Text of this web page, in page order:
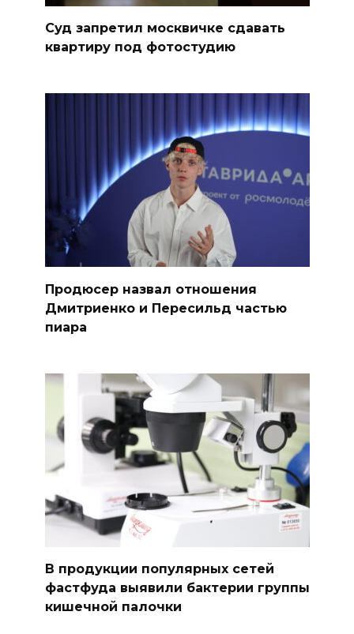
Суд запретил москвичке сдавать
квартиру под фотостудию
Продюсер назвал отношения
Дмитриенко и Пересильд частью
пиара
В продукции популярных сетей
фастфуда выявили бактерии группы
кишечной палочки